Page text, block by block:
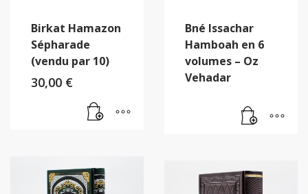
Birkat Hamazon
Sépharade
(vendu par 10)
30,00 €
Bné Issachar
Hamboah en 6
volumes – Oz
Vehadar